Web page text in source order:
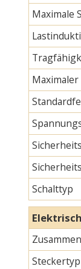
Maximale
Schalttyp
Steckertyp